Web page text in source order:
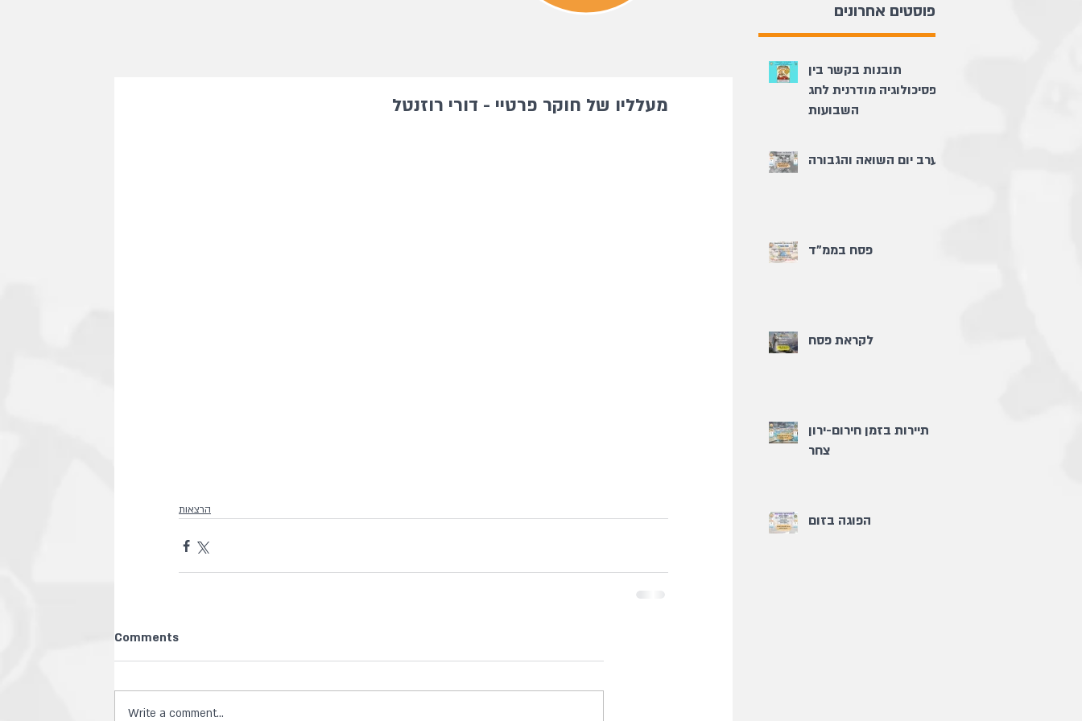
פוסטים אחרונים
מעלליו של חוקר פרטיי - דורי רוזנטל
הרצאות
Comments
Write a comment...
תובנות בקשר בין
פסיכולוגיה מודרנית לחג
השבועות
ערב יום השואה והגבורה
פסח בממ"ד
לקראת פסח
תיירות בזמן חירום-ירון
צחר
הפוגה בזום